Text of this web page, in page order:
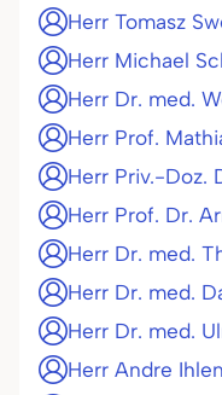
Herr Tomasz
Herr Michael
Herr Dr. med.
Herr Prof.
Herr Priv.-Doz.
Herr Prof. Dr.
Herr Dr. med.
Herr Dr. med.
Herr Dr. med.
Herr Andre